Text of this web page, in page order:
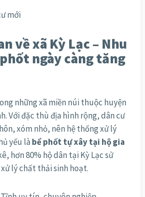
mới
về xã Kỳ Lạc – Nhu
ngày càng tăng
những xã miền núi thuộc huyện
Với đặc thù địa hình rộng, dân cư
xóm nhỏ, nên hệ thống xử lý
yếu là bể phốt tự xây tại hộ gia
hơn 80% hộ dân tại Kỳ Lạc sử
lý chất thải sinh hoạt.